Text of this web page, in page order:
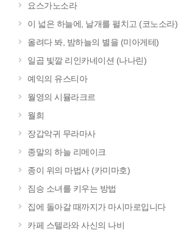
요스가노소라
이 넓은 하늘에, 날개를 펼치고 (코노소라)
올려다 봐, 밤하늘의 별을 (미아게테)
일곱 빛깔 리인카네이션 (나나린)
예익의 유스티아
월영의 시뮬라크르
월희
장갑악귀 무라마사
종말의 하늘 리메이크
종이 위의 마법사 (카미마호)
짐승 소녀를 키우는 방법
집에 돌아갈 때까지가 마시마로입니다
카페 스텔라와 사신의 나비